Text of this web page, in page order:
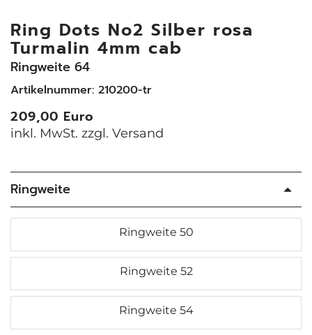
Ring Dots No2 Silber rosa
Turmalin 4mm cab
Ringweite 64
Artikelnummer: 210200-tr
209,00 Euro
inkl. MwSt. zzgl. Versand
Ringweite
Ringweite 50
Ringweite 52
Ringweite 54